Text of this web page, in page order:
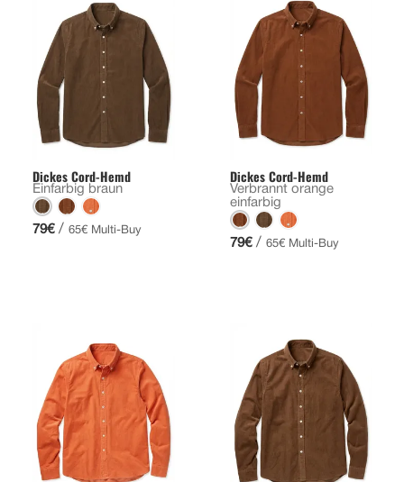
Dickes Cord-Hemd
Einfarbig braun
79€ / 65€ Multi-Buy
Dickes Cord-Hemd
Verbrannt orange
einfarbig
79€ / 65€ Multi-Buy